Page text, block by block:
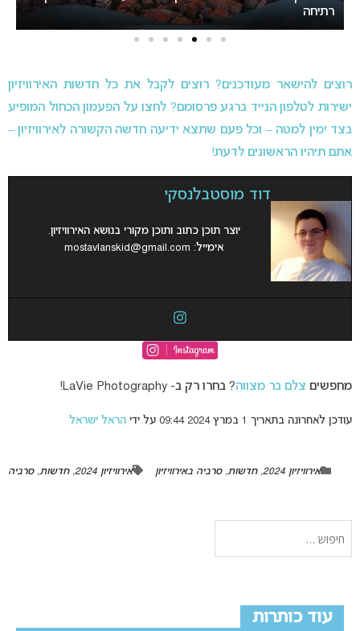
המירוץ לאירוויזיון 2027: בורגס בדרך לחטוף לסופיה את האירוח
רוצים להישאר מעודכנים? רוצים לקבל את כל חדשות האירוויזיון
ישירות לטלפון הנייד ברגע פרסומם? לחצו על הפעמון הכחול המופיע
בצד ימין למטה – וכל פעם שתצא ידיעה חדשה הקשורה לאירוויזיון –
אתם תיהיו הראשונים לדעת!
דוד מוסטבלנסקי
יוצר תוכן כתוב ותוכן מקורי בנושא האירוויזיון.
אימייל: mostavlanskid@gmail.com
מחפשים צלם בר מצווה? בחרו רק ב- LaVie Photography!
עודכן לאחרונה בתאריך 1 במרץ 2024 09:44 על ידי הראל ישראל
אירוויזיון 2024 ,חדשות,סרביה באירוויזיון אירוויזיון 2024 ,חדשות,סרביה
עוד כותרות